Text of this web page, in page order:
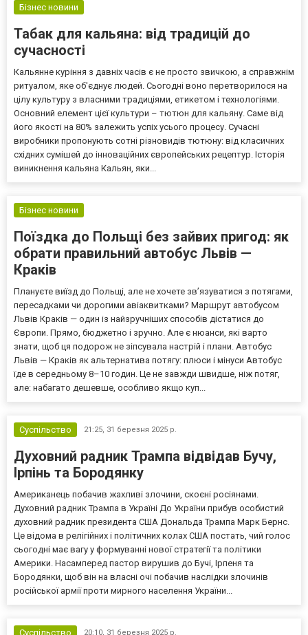
Бізнес новини
Табак для кальяна: від традицій до
сучасності
Кальянне куріння з давніх часів є не просто звичкою, а справжнім
ритуалом, яке об'єднує людей. Сьогодні воно перетворилося на
цілу культуру з власними традиціями, етикетом і технологіями.
Основний елемент цієї культури – тютюн для кальяну. Саме від
його якості на 80% залежить успіх усього процесу. Сучасні
виробники пропонують сотні різновидів тютюну: від класичних
східних сумішей до інноваційних європейських рецептур. Історія
виникнення кальяна Кальян, яки...
Бізнес новини
Поїздка до Польщі без зайвих пригод: як
обрати правильний автобус Львів —
Краків
Плануєте виїзд до Польщі, але не хочете зв’язуватися з потягами,
пересадками чи дорогими авіаквитками? Маршрут автобусом
Львів Краків — один із найзручніших способів дістатися до
Європи. Прямо, бюджетно і зручно. Але є нюанси, які варто
знати, щоб ця подорож не зіпсувала настрій і плани. Автобус
Львів — Краків як альтернатива потягу: плюси і мінуси Автобус
їде в середньому 8–10 годин. Це не завжди швидше, ніж потяг,
але: набагато дешевше, особливо якщо куп...
Суспільство 21:25, 31 березня 2025 р.
Духовний радник Трампа відвідав Бучу,
Ірпінь та Бородянку
Американець побачив жахливі злочини, скоєні росіянами.
Духовний радник Трампа в Україні До України прибув особистий
духовний радник президента США Дональда Трампа Марк Бернс.
Це відома в релігійних і політичних колах США постать, чий голос
сьогодні має вагу у формуванні нової стратегії та політики
Америки. Насамперед пастор вирушив до Бучі, Ірпеня та
Бородянки, щоб він на власні очі побачив наслідки злочинів
російської армії проти мирного населення України...
Суспільство 20:10, 31 березня 2025 р.